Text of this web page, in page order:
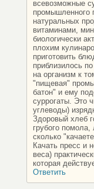
всевозможные
промышленного
натуральных
витаминами,
биологически
плохим
приготовить
приблизилось
на организм к
"пищевая"
батон" и ему
суррогаты. Это
углеводы)
Здоровый хлеб
грубого
сколько
Качать пресс и
веса)
которая
Ответить